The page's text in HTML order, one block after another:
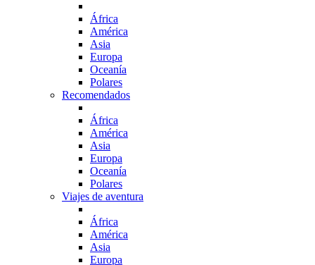
África
América
Asia
Europa
Oceanía
Polares
Recomendados
África
América
Asia
Europa
Oceanía
Polares
Viajes de aventura
África
América
Asia
Europa